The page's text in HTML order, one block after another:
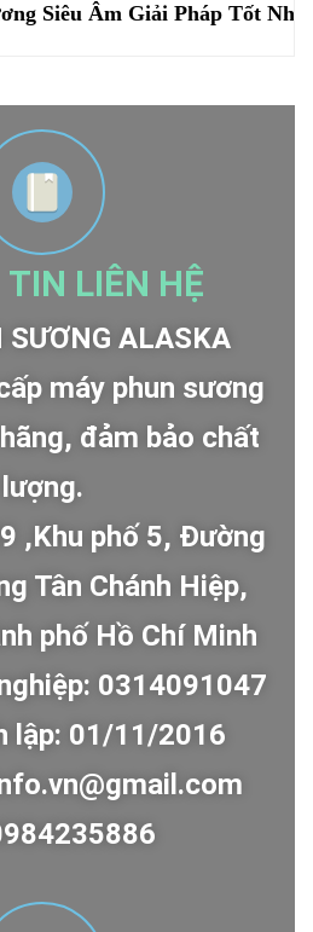
Siêu Âm Giải Pháp Tốt
TIN LIÊN HỆ
SƯƠNG ALASKA
máy phun sương
đảm bảo chất
lượng.
,Khu phố 5, Đường
Tân Chánh Hiệp,
phố Hồ Chí Minh
0314091047
lập: 01/11/2016